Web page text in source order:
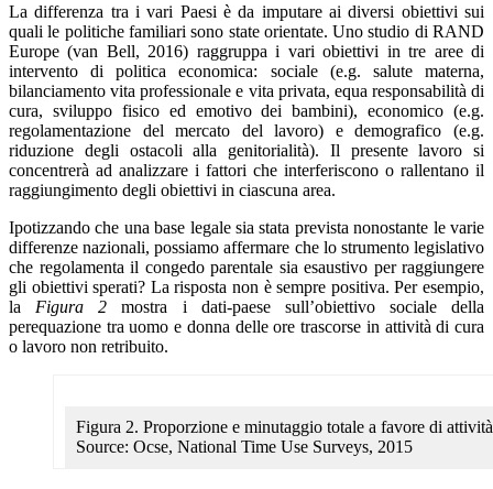
La differenza tra i vari Paesi è da imputare ai diversi obiettivi sui
quali le politiche familiari sono state orientate. Uno studio di RAND
Europe (van Bell, 2016) raggruppa i vari obiettivi in tre aree di
intervento di politica economica: sociale (e.g. salute materna,
bilanciamento vita professionale e vita privata, equa responsabilità di
cura, sviluppo fisico ed emotivo dei bambini), economico (e.g.
regolamentazione del mercato del lavoro) e demografico (e.g.
riduzione degli ostacoli alla genitorialità). Il presente lavoro si
concentrerà ad analizzare i fattori che interferiscono o rallentano il
raggiungimento degli obiettivi in ciascuna area.
Ipotizzando che una base legale sia stata prevista nonostante le varie
differenze nazionali, possiamo affermare che lo strumento legislativo
che regolamenta il congedo parentale sia esaustivo per raggiungere
gli obiettivi sperati? La risposta non è sempre positiva. Per esempio,
la Figura 2 mostra i dati-paese sull’obiettivo sociale della
perequazione tra uomo e donna delle ore trascorse in attività di cura
o lavoro non retribuito.
Figura 2. Proporzione e minutaggio totale a favore di
Source: Ocse, National Time Use Surveys, 2015